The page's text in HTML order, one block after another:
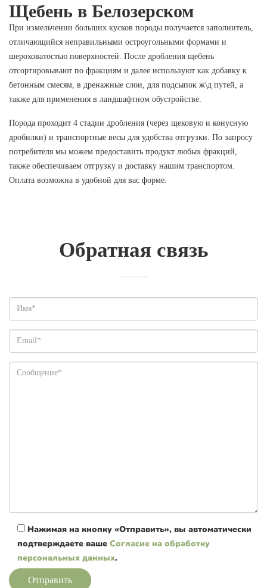
Щебень в Белозерском
При измельчении больших кусков породы получается заполнитель,
отличающийся неправильными остроугольными формами и
шероховатостью поверхностей. После дробления щебень
отсортировывают по фракциям и далее используют как добавку к
бетонным смесям, в дренажные слои, для подсыпок ж\д путей, а
также для применения в ландшафтном обустройстве.
Порода проходит 4 стадии дробления (через щековую и конусную
дробилки) и транспортные весы для удобства отгрузки. По запросу
потребителя мы можем предоставить продукт любых фракций,
также обеспечиваем отгрузку и доставку нашим транспортом.
Оплата возможна в удобной для вас форме.
Обратная связь
Нажимая на кнопку «Отправить», вы автоматически
подтверждаете ваше Согласие на обработку
персональных данных.
Отправить